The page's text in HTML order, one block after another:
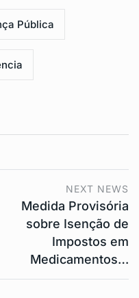
Pública
NEXT NEWS
Medida Provisória
sobre Isenção de
Impostos em
Medicamentos…